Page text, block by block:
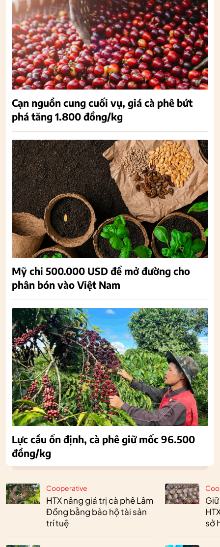
Cooperative
HTX nâng giá trị cà phê Lâm
Đồng bằng bảo hộ tài sản
trí tuệ
sở
Cạn nguồn cung cuối vụ, giá cà phê bứt
phá tăng 1.800 đồng/kg
Mỹ chi 500.000 USD để mở đường cho
phân bón vào Việt Nam
Lực cầu ổn định, cà phê giữ mốc 96.500
đồng/kg